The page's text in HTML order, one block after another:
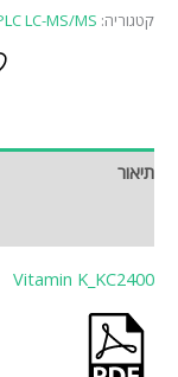
קטגוריה: LC-MS/MS
תיאור
Vitamin K_KC2400